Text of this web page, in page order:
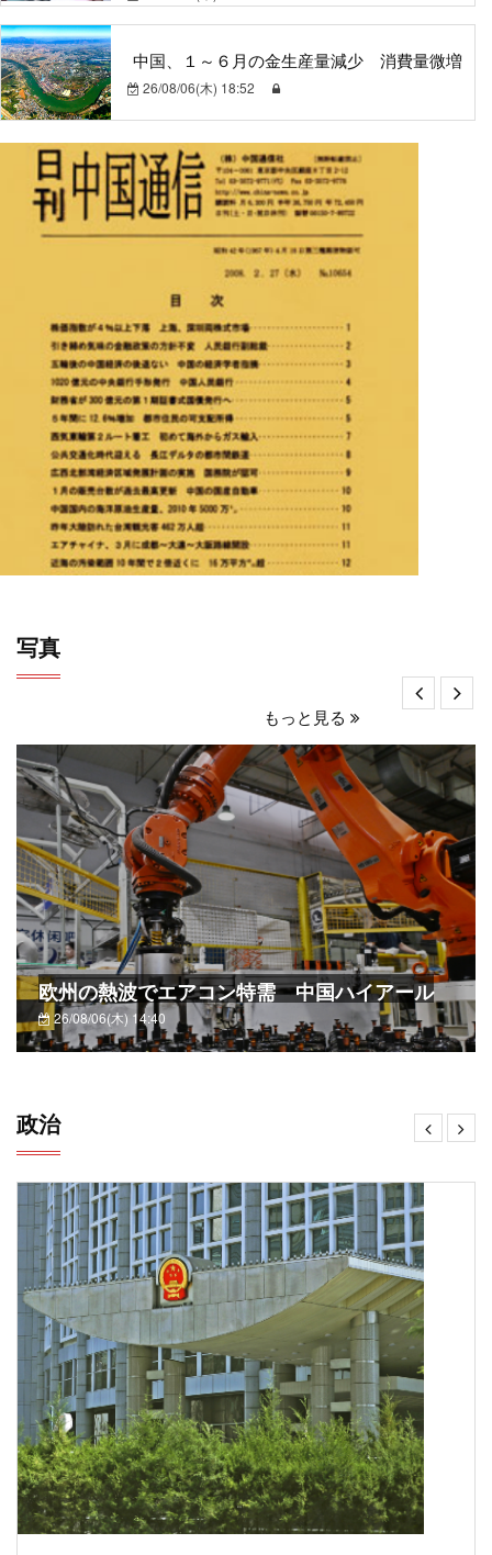
中国、１～６月の金生産量減少 消費量微増
26/08/06(木) 18:52
写真
もっと見る
欧州の熱波でエアコン特需 中国ハイアール
26/08/06(木) 14:40
政治